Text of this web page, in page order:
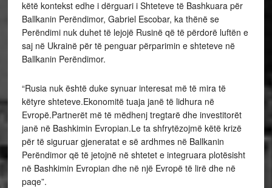
këtë kontekst edhe i dërguari i Shteteve të Bashkuara për
Ballkanin Perëndimor, Gabriel Escobar, ka thënë se
Perëndimi nuk duhet të lejojë Rusinë që të përdorë luftën e
saj në Ukrainë për të penguar përparimin e shteteve në
Ballkanin Perëndimor.
“Rusia nuk është duke synuar interesat më të mira të
këtyre shteteve.Ekonomitë tuaja janë të lidhura në
Evropë.Partnerët më të mëdhenj tregtarë dhe investitorët
janë në Bashkimin Evropian.Le ta shfrytëzojmë këtë krizë
për të siguruar gjeneratat e së ardhmes në Ballkanin
Perëndimor që të jetojnë në shtetet e integruara plotësisht
në Bashkimin Evropian dhe në një Evropë të lirë dhe në
paqe”.